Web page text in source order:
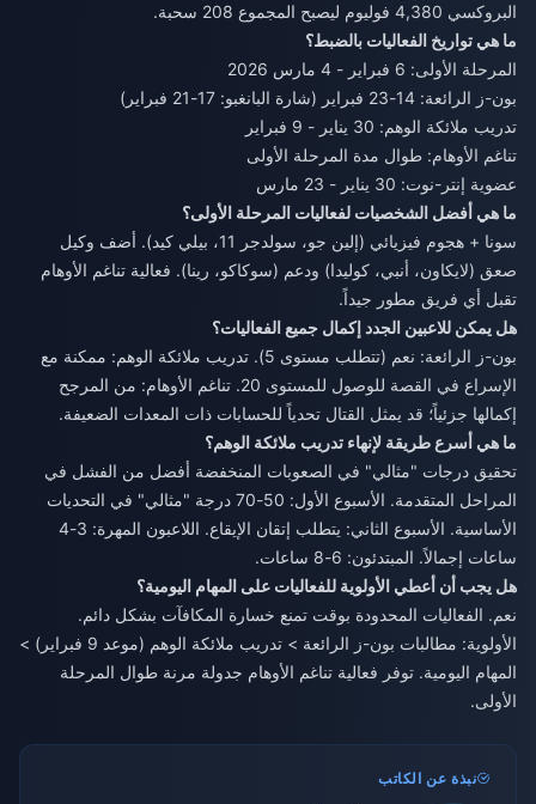
البروكسي 4,380 فوليوم ليصبح المجموع 208 سحبة.
ما هي تواريخ الفعاليات بالضبط؟
المرحلة الأولى: 6 فبراير - 4 مارس 2026
بون-ز الرائعة: 14-23 فبراير (شارة البانغبو: 17-21 فبراير)
تدريب ملائكة الوهم: 30 يناير - 9 فبراير
تناغم الأوهام: طوال مدة المرحلة الأولى
عضوية إنتر-نوت: 30 يناير - 23 مارس
ما هي أفضل الشخصيات لفعاليات المرحلة الأولى؟
سونا + هجوم فيزيائي (إلين جو، سولدجر 11، بيلي كيد). أضف وكيل
صعق (لايكاون، أنبي، كوليدا) ودعم (سوكاكو، رينا). فعالية تناغم الأوهام
تقبل أي فريق مطور جيداً.
هل يمكن للاعبين الجدد إكمال جميع الفعاليات؟
بون-ز الرائعة: نعم (تتطلب مستوى 5). تدريب ملائكة الوهم: ممكنة مع
الإسراع في القصة للوصول للمستوى 20. تناغم الأوهام: من المرجح
إكمالها جزئياً؛ قد يمثل القتال تحدياً للحسابات ذات المعدات الضعيفة.
ما هي أسرع طريقة لإنهاء تدريب ملائكة الوهم؟
تحقيق درجات "مثالي" في الصعوبات المنخفضة أفضل من الفشل في
المراحل المتقدمة. الأسبوع الأول: 50-70 درجة "مثالي" في التحديات
الأساسية. الأسبوع الثاني: يتطلب إتقان الإيقاع. اللاعبون المهرة: 3-4
ساعات إجمالاً. المبتدئون: 6-8 ساعات.
هل يجب أن أعطي الأولوية للفعاليات على المهام اليومية؟
نعم. الفعاليات المحدودة بوقت تمنع خسارة المكافآت بشكل دائم.
الأولوية: مطالبات بون-ز الرائعة > تدريب ملائكة الوهم (موعد 9 فبراير) >
المهام اليومية. توفر فعالية تناغم الأوهام جدولة مرنة طوال المرحلة
الأولى.
نبذة عن الكاتب